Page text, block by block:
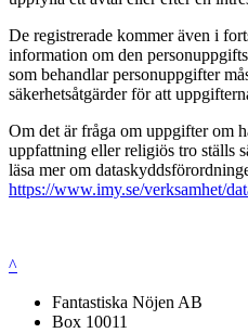
De registrerade kommer även i
information om den
som behandlar personuppgifter
säkerhetsåtgärder för att
Om det är fråga om uppgifter om
uppfattning eller religiös tro ställs
läsa mer om
https://www.imy.se/verksamhet/
^
Fantastiska Nöjen AB
Box 10011